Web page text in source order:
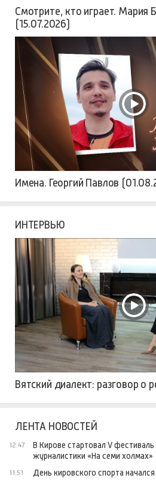
Смотрите, кто играет. Мария
(15.07.2026)
Имена. Георгий Павлов
ИНТЕРВЬЮ
Вятский диалект: разговор о
ЛЕНТА НОВОСТЕЙ
12:47
В Кирове стартовал V фестиваль
журналистики «На семи холмах»
11:51 День кировского спорта